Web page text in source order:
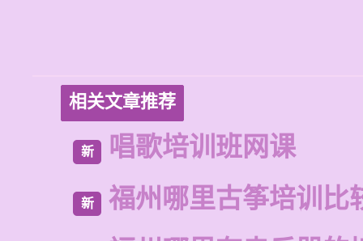
相关文章推荐
新 唱歌培训班网课
新
福州哪里古筝培训比